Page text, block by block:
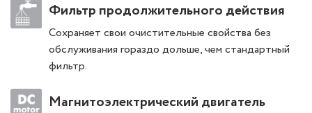
Фильтр продолжительного действия
Сохраняет свои очистительные свойства без
обслуживания гораздо дольше, чем стандартный
фильтр.
Магнитоэлектрический двигатель